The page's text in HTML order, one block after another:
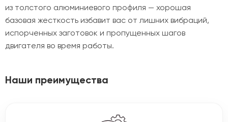
из толстого алюминиевого профиля — хорошая
базовая жесткость избавит вас от лишних вибраций,
испорченных заготовок и пропущенных шагов
двигателя во время работы.
Наши преимущества